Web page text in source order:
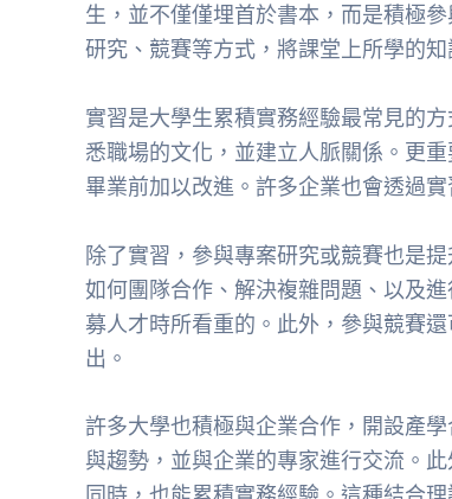
生，並不僅僅埋首於書本，而是積極
研究、競賽等方式，將課堂上所學的
實習是大學生累積實務經驗最常見的
悉職場的文化，並建立人脈關係。更
畢業前加以改進。許多企業也會透過
除了實習，參與專案研究或競賽也是
如何團隊合作、解決複雜問題、以及
募人才時所看重的。此外，參與競賽
出。
許多大學也積極與企業合作，開設產
與趨勢，並與企業的專家進行交流。